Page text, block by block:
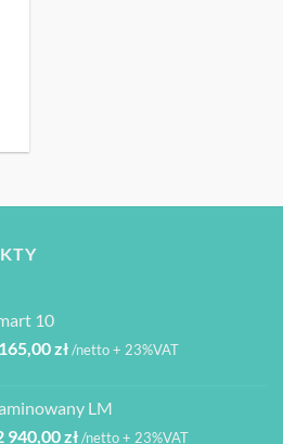
10
zł.
złAktualna
6
165,00 zł.
/netto + 23%VAT
LM
940,00złZakres
/netto + 23%VAT